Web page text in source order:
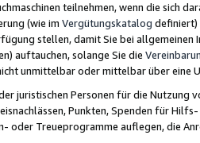
teilnehmen, wenn die sich
(wie im Vergütungskatalog definiert)
stellen, damit Sie bei
auftauchen, solange Sie die
unmittelbar oder mittelbar über eine
juristischen Personen für die Nutzung
Punkten, Spenden für
oder Treueprogramme auflegen, die